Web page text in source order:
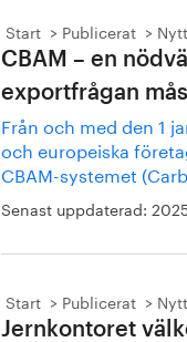
Start Publicerat
CBAM – en
exportfrågan
Från och med den 1
och europeiska
CBAM-systemet
Senast uppdaterad:
Start Publicerat
Jernkontoret